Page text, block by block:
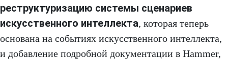
реструктуризацию системы сценариев
искусственного интеллекта, которая теперь
основана на событиях искусственного интеллекта,
и добавление подробной документации в Hammer,